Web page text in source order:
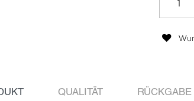
QUALITÄT RÜCKGABE